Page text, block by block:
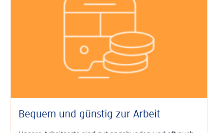
Bequem und günstig zur Arbeit